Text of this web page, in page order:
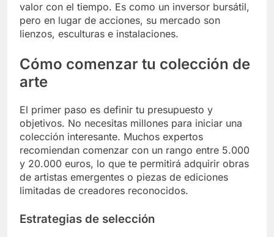
valor con el tiempo. Es como un inversor bursátil,
pero en lugar de acciones, su mercado son
lienzos, esculturas e instalaciones.
Cómo comenzar tu colección de
arte
El primer paso es definir tu presupuesto y
objetivos. No necesitas millones para iniciar una
colección interesante. Muchos expertos
recomiendan comenzar con un rango entre 5.000
y 20.000 euros, lo que te permitirá adquirir obras
de artistas emergentes o piezas de ediciones
limitadas de creadores reconocidos.
Estrategias de selección